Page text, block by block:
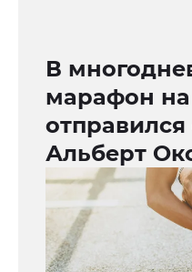
В
марафон
Альберт